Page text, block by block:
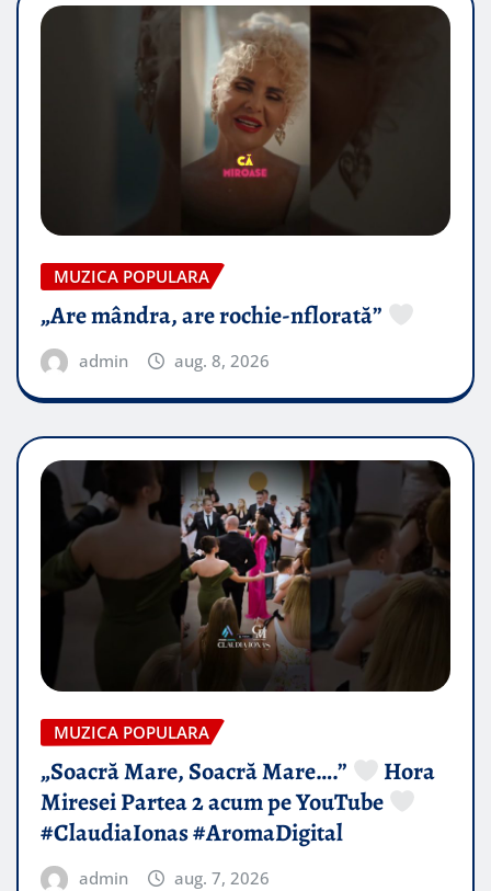
MUZICA POPULARA
„Are mândra, are rochie-nflorată”
admin aug. 8, 2026
MUZICA POPULARA
„Soacră Mare, Soacră Mare….”
Hora
Miresei Partea 2 acum pe YouTube
#ClaudiaIonas #AromaDigital
admin aug. 7, 2026